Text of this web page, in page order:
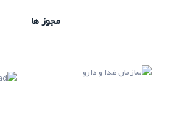
مجوز ها